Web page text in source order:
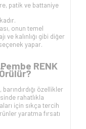
patik ve battaniye
onun temel
ve kalınlığı gibi diğer
yapar.
RENK
özellikler
rahatlıkla
için sıkça tercih
yaratma fırsatı